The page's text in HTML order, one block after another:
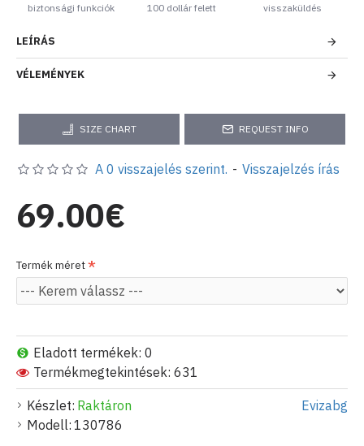
biztonsági funkciók
100 dollár felett
visszaküldés
LEÍRÁS
VÉLEMÉNYEK
SIZE CHART REQUEST INFO
Készlet: Raktáron
Modell: 130786
Evizabg
Eladott termékek: 0
Termékmegtekintések: 631
A 0 visszajelés szerint. - Visszajelzés írás
69.00€
Termék méret